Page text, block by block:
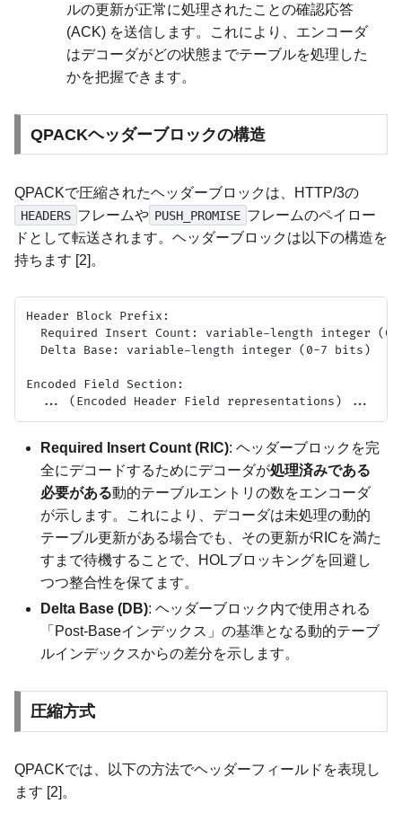
ルの更新が正常に処理されたことの確認応答
(ACK) を送信します。これにより、エンコーダ
はデコーダがどの状態までテーブルを処理した
かを把握できます。
QPACKヘッダーブロックの構造
QPACKで圧縮されたヘッダーブロックは、HTTP/3の
HEADERS フレームや PUSH_PROMISE フレームのペイロー
ドとして転送されます。ヘッダーブロックは以下の構造を
持ちます [2]。
Header Block Prefix:
Required Insert Count: variable-length integer
  Delta Base: variable-length integer (0-7 bits)
Encoded Field Section:
Required Insert Count (RIC): ヘッダーブロックを完
全にデコードするためにデコーダが処理済みである
必要がある動的テーブルエントリの数をエンコーダ
が示します。これにより、デコーダは未処理の動的
テーブル更新がある場合でも、その更新がRICを満た
すまで待機することで、HOLブロッキングを回避し
つつ整合性を保てます。
Delta Base (DB): ヘッダーブロック内で使用される
「Post-Baseインデックス」の基準となる動的テーブ
ルインデックスからの差分を示します。
圧縮方式
QPACKでは、以下の方法でヘッダーフィールドを表現し
ます [2]。